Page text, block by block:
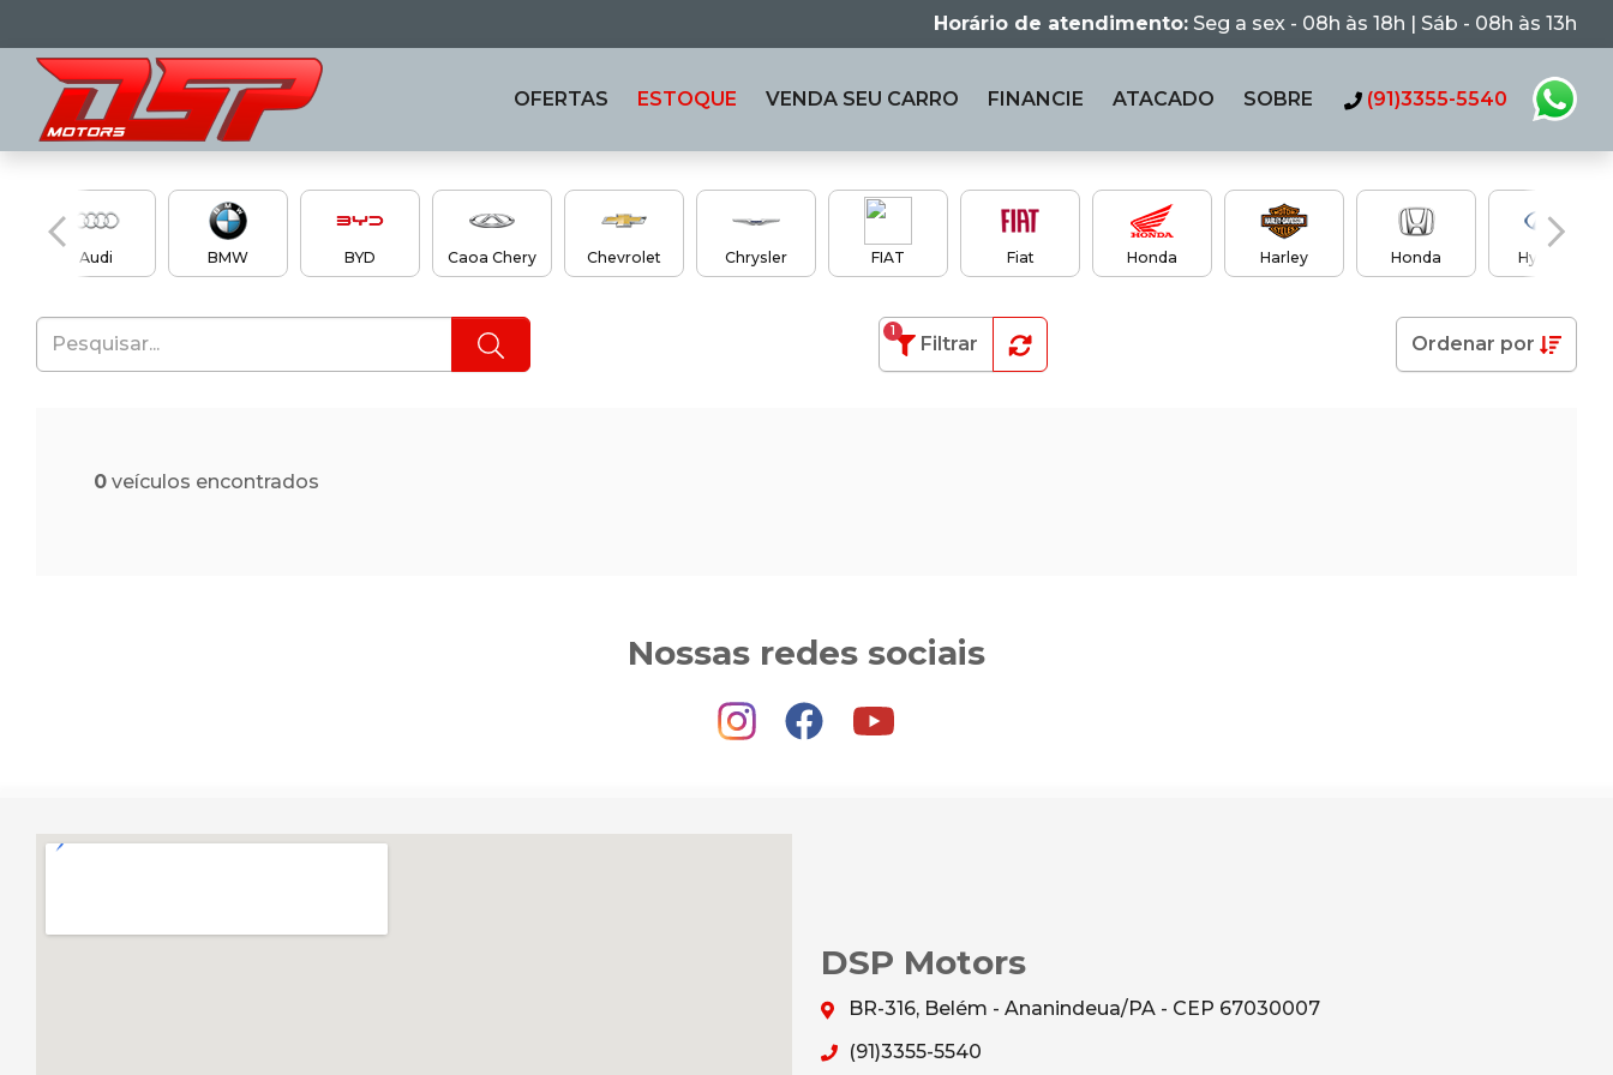
Horário de atendimento: Seg a sex - 08h às 18h | Sáb - 08h às 13h
OFERTAS ESTOQUE VENDA SEU CARRO FINANCIE ATACADO SOBRE (91)3355-5540
Audi BMW BYD Caoa Chery Chevrolet Chrysler FIAT Fiat Honda Harley Honda Hyundai
Filtrar
1
Ordenar por
0 veículos encontrados
Nossas redes sociais
DSP Motors
BR-316, Belém - Ananindeua/PA - CEP 67030007
(91)3355-5540